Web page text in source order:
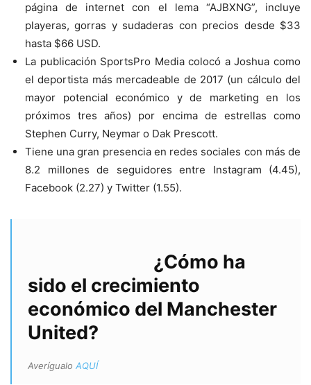
página de internet con el lema “AJBXNG”, incluye
playeras, gorras y sudaderas con precios desde $33
hasta $66 USD.
La publicación SportsPro Media colocó a Joshua como
el deportista más mercadeable de 2017 (un cálculo del
mayor potencial económico y de marketing en los
próximos tres años) por encima de estrellas como
Stephen Curry, Neymar o Dak Prescott.
Tiene una gran presencia en redes sociales con más de
8.2 millones de seguidores entre Instagram (4.45),
Facebook (2.27) y Twitter (1.55).
¿Cómo ha
sido el crecimiento
económico del Manchester
United?
Averígualo AQUÍ